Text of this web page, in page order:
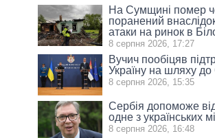
На Сумщині помер
поранений
атаки на ринок в
8 серпня 2026, 17:27
Вучич пообіцяв
Україну на шляху
8 серпня 2026, 15:35
Сербія допоможе
одне з українських
8 серпня 2026, 16:48